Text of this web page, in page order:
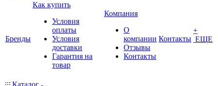
Бренды
Как купить
Условия
оплаты
Условия
доставки
Гарантия на
товар
Компания
О
компании
Отзывы
Контакты
Контакты
+
ЕЩЕ
Каталог